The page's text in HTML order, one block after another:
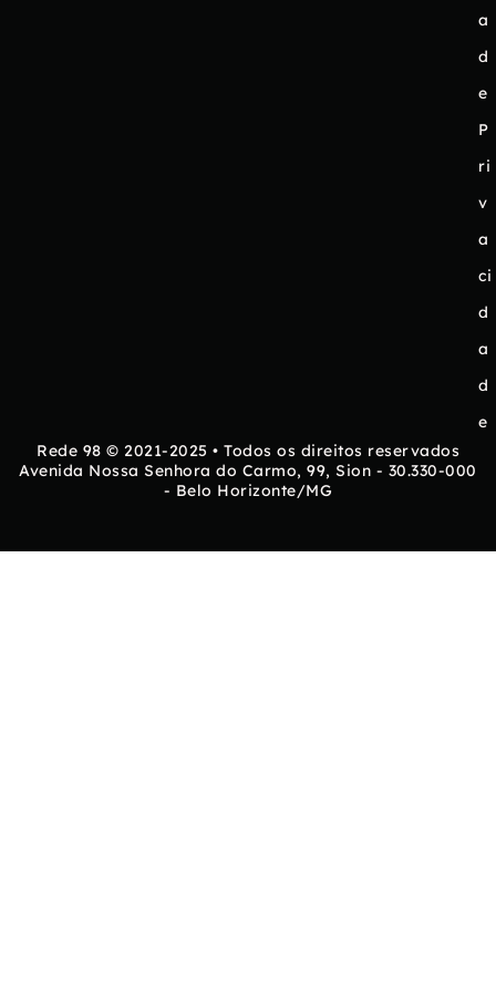
a
d
e
P
ri
v
a
ci
d
a
d
e
Rede 98 © 2021-2025 • Todos os direitos reservados
Avenida Nossa Senhora do Carmo, 99, Sion - 30.330-000
- Belo Horizonte/MG